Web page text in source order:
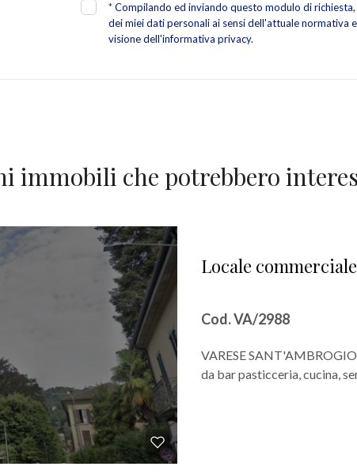
*Compilando ed inviando questo modulo di
dei miei dati personali ai sensi dell'attuale normativa
visione dell'informativa privacy.
immobili che potrebbero
Locale
Cod. VA/2988
VARESE
da bar pasticceria, cucina,